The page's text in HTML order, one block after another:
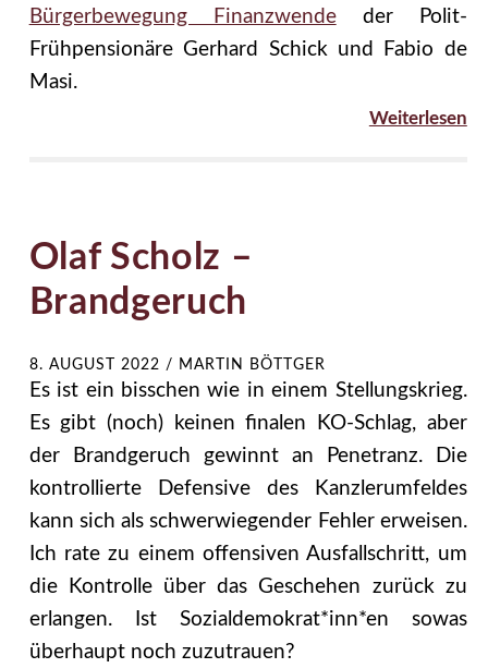
Bürgerbewegung Finanzwendeder Polit-
Frühpensionäre Gerhard Schick und Fabio de
Masi.
Weiterlesen
Olaf Scholz –
Brandgeruch
8. AUGUST 2022 / MARTIN BÖTTGER
Es ist ein bisschen wie in einem Stellungskrieg.
Es gibt (noch) keinen finalen KO-Schlag, aber
der Brandgeruch gewinnt an Penetranz. Die
kontrollierte Defensive des Kanzlerumfeldes
kann sich als schwerwiegender Fehler erweisen.
Ich rate zu einem offensiven Ausfallschritt, um
die Kontrolle über das Geschehen zurück zu
erlangen. Ist Sozialdemokrat*inn*en sowas
überhaupt noch zuzutrauen?